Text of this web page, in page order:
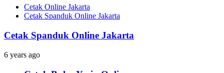
Cetak Online Jakarta
Cetak Spanduk Online Jakarta
Cetak Spanduk Online Jakarta
6 years ago